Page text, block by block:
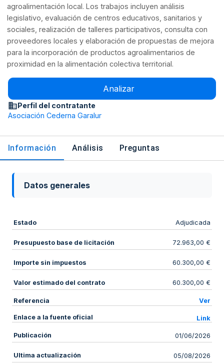
agroalimentación local. Los trabajos incluyen análisis
legislativo, evaluación de centros educativos, sanitarios y
sociales, realización de talleres participativos, consulta con
proveedores locales y elaboración de propuestas de mejora
para la incorporación de productos agroalimentarios de
proximidad en la alimentación colectiva territorial.
Analizar
Perfil del contratante
Asociación Cederna Garalur
Información Análisis Preguntas
Datos generales
Estado Adjudicada
Presupuesto base de licitación 72.963,00 €
Importe sin impuestos 60.300,00 €
Valor estimado del contrato 60.300,00 €
Referencia Ver
Enlace a la fuente oficial Link
Publicación 01/06/2026
Ultima actualización 05/08/2026